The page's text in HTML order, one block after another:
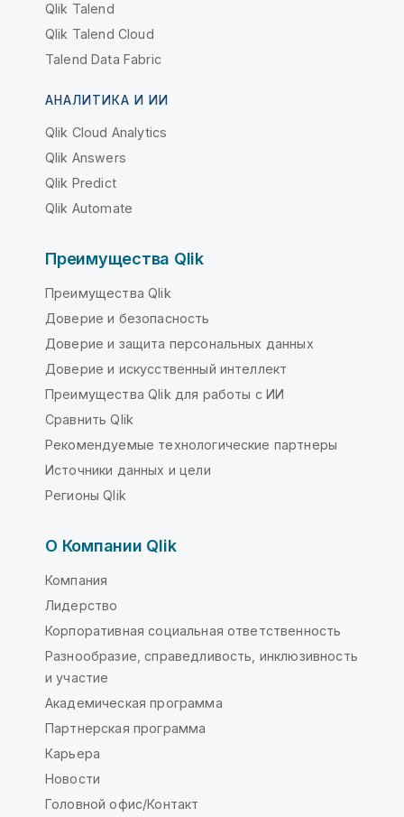
Qlik Talend
Qlik Talend Cloud
Talend Data Fabric
АНАЛИТИКА И ИИ
Qlik Cloud Analytics
Qlik Answers
Qlik Predict
Qlik Automate
Преимущества Qlik
Преимущества Qlik
Доверие и безопасность
Доверие и защита персональных данных
Доверие и искусственный интеллект
Преимущества Qlik для работы с ИИ
Сравнить Qlik
Рекомендуемые технологические партнеры
Источники данных и цели
Регионы Qlik
О Компании Qlik
Компания
Лидерство
Корпоративная социальная ответственность
Разнообразие, справедливость, инклюзивность
и участие
Академическая программа
Партнерская программа
Карьера
Новости
Головной офис/Контакт